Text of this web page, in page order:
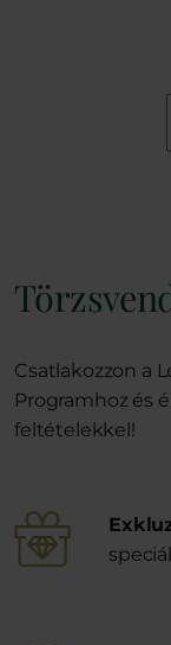
Csatlakozzon a
Programhoz és
feltételekkel!